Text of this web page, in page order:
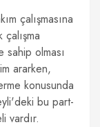
çalışmasına
olması
ararken,
konusunda
bu part-
vardır.